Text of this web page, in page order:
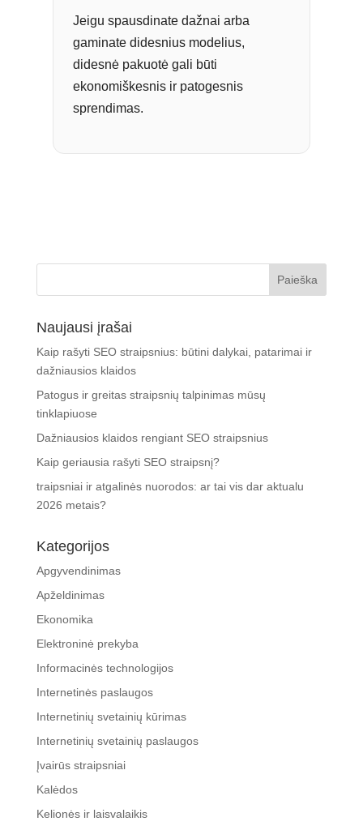
Jeigu spausdinate dažnai arba
gaminate didesnius modelius,
didesnė pakuotė gali būti
ekonomiškesnis ir patogesnis
sprendimas.
Naujausi įrašai
Kaip rašyti SEO straipsnius: būtini dalykai, patarimai ir
dažniausios klaidos
Patogus ir greitas straipsnių talpinimas mūsų
tinklapiuose
Dažniausios klaidos rengiant SEO straipsnius
Kaip geriausia rašyti SEO straipsnį?
traipsniai ir atgalinės nuorodos: ar tai vis dar aktualu
2026 metais?
Kategorijos
Apgyvendinimas
Apželdinimas
Ekonomika
Elektroninė prekyba
Informacinės technologijos
Internetinės paslaugos
Internetinių svetainių kūrimas
Internetinių svetainių paslaugos
Įvairūs straipsniai
Kalėdos
Kelionės ir laisvalaikis